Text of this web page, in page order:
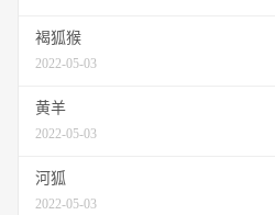
褐狐猴
2022-05-03
黄羊
2022-05-03
河狐
2022-05-03